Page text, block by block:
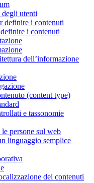
utenti
definire i contenuti
i contenuti
dell’informazione
(content type)
e tassonomie
persone sul web
linguaggio semplice
dei contenuti